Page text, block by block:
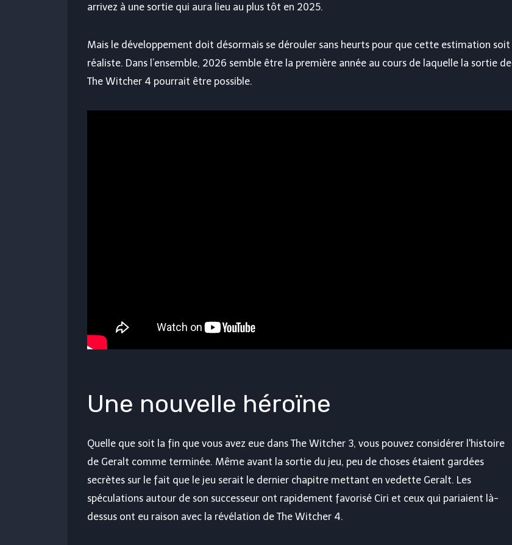
arrivez à une sortie qui aura lieu au plus tôt en 2025.
Mais le développement doit désormais se dérouler sans heurts pour que cette estimation soit
réaliste. Dans l’ensemble, 2026 semble être la première année au cours de laquelle la sortie de
The Witcher 4 pourrait être possible.
Une nouvelle héroïne
Quelle que soit la fin que vous avez eue dans The Witcher 3, vous pouvez considérer l'histoire
de Geralt comme terminée. Même avant la sortie du jeu, peu de choses étaient gardées
secrètes sur le fait que le jeu serait le dernier chapitre mettant en vedette Geralt. Les
spéculations autour de son successeur ont rapidement favorisé Ciri et ceux qui pariaient là-
dessus ont eu raison avec la révélation de The Witcher 4.